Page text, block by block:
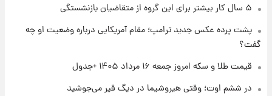
۱ روز پیش
شد+فیلم
۱ روز پیش
تغییر تند قیمت محصولات ایران‌خودرو و سایپا
امروز پنجشنبه ۱۵ مرداد ۱۴۰۵ +جدول
۵ سال کار بیشتر برای این گروه از متقاضیان بازنشستگی
پشت پرده عکس جدید ترامپ؛ مقام آمریکایی درباره وضعیت او چه
گفت؟
قیمت طلا و سکه امروز جمعه ۱۶ مرداد ۱۴۰۵ +جدول
در ششم اوت؛ وقتی هیروشیما در دیگ قیر می‌جوشید